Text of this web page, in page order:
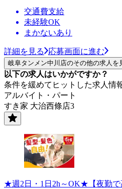
交通費支給
未経験OK
まかないあり
詳細を見る 応募画面に進む
岐阜タンメン中川店のその他の求人を
以下の求人はいかがですか？
条件を緩めてヒットした求人情
アルバイト・パート
すき家 大治西條店3
★週2日・1日2h～OK★【夜勤で